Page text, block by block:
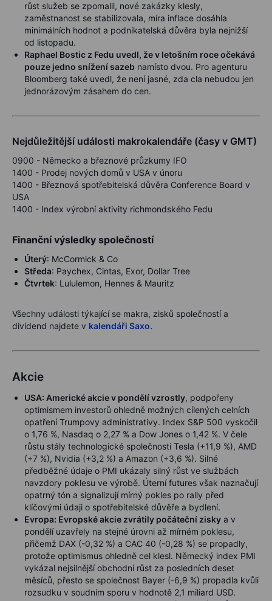
růst služeb se zpomalil, nové zakázky klesly,
zaměstnanost se stabilizovala, míra inflace dosáhla
minimálních hodnot a podnikatelská důvěra byla nejnižší
od listopadu.
Raphael Bostic z Fedu uvedl, že v letošním roce očekává
pouze jedno snížení sazeb namísto dvou. Pro agenturu
Bloomberg také uvedl, že není jasné, zda cla nebudou jen
jednorázovým zásahem do cen.
Nejdůležitější události makrokalendáře (časy v GMT)
0900 - Německo a březnové průzkumy IFO
1400 - Prodej nových domů v USA v únoru
1400 - Březnová spotřebitelská důvěra Conference Board v
USA
1400 - Index výrobní aktivity richmondského Fedu
Finanční výsledky společností
Úterý: McCormick & Co
Středa: Paychex, Cintas, Exor, Dollar Tree
Čtvrtek: Lululemon, Hennes & Mauritz
Všechny události týkající se makra, zisků společností a
dividend najdete v kalendáři Saxo.
Akcie
USA: Americké akcie v pondělí vzrostly, podpořeny
optimismem investorů ohledně možných cílených celních
opatření Trumpovy administrativy. Index S&P 500 vyskočil
o 1,76 %, Nasdaq o 2,27 % a Dow Jones o 1,42 %. V čele
růstu stály technologické společnosti Tesla (+11,9 %), AMD
(+7 %), Nvidia (+3,2 %) a Amazon (+3,6 %). Silné
předběžné údaje o PMI ukázaly silný růst ve službách
navzdory poklesu ve výrobě. Úterní futures však naznačují
opatrný tón a signalizují mírný pokles po rally před
klíčovými údaji o spotřebitelské důvěře a bydlení.
Evropa: Evropské akcie zvrátily počáteční zisky a v
pondělí uzavřely na stejné úrovni až mírném poklesu,
přičemž DAX (-0,32 %) a CAC 40 (-0,28 %) se propadly,
protože optimismus ohledně cel klesl. Německý index PMI
vykázal nejsilnější obchodní růst za posledních deset
měsíců, přesto se společnost Bayer (-6,9 %) propadla kvůli
rozsudku v soudním sporu v hodnotě 2,1 miliard USD.